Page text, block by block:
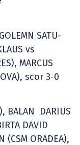
SATU-
vs
MARCUS
scor 3-0
BALAN DARIUS
DAVID
(CSM ORADEA),